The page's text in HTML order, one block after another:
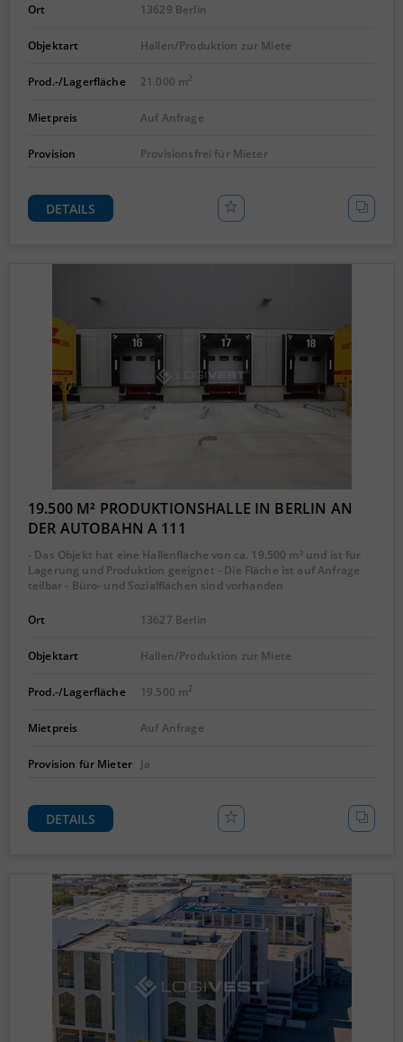
Ort 13629 Berlin
Objektart Hallen/Produktion zur Miete
Prod.-/Lagerfläche 21.000 m2
Mietpreis Auf Anfrage
Provision Provisionsfrei für Mieter
DETAILS
19.500 M² PRODUKTIONSHALLE IN BERLIN AN
DER AUTOBAHN A 111
- Das Objekt hat eine Hallenfläche von ca. 19.500 m² und ist für
Lagerung und Produktion geeignet - Die Fläche ist auf Anfrage
teilbar - Büro- und Sozialflächen sind vorhanden
Ort 13627 Berlin
Objektart Hallen/Produktion zur Miete
Prod.-/Lagerfläche 19.500 m2
Mietpreis Auf Anfrage
Provision für Mieter Ja
DETAILS